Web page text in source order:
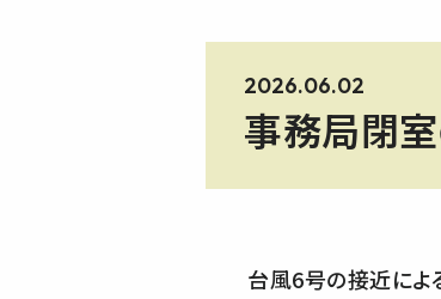
2026.06.02
事務局閉
台風6号の接近によ